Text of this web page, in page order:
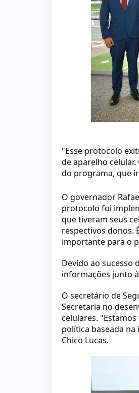
"Esse protocolo
de aparelho
do programa, que
O governador
protocolo foi
que tiveram seus
respectivos donos.
importante para o
Devido ao sucesso
informações junto
O secretário de
Secretaria no
celulares.
política baseada
Chico Lucas.